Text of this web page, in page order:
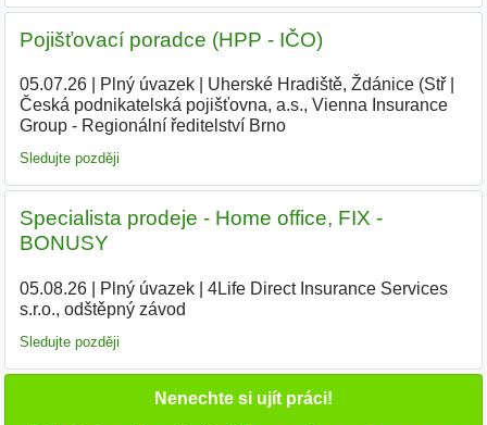
Pojišťovací poradce (HPP - IČO)
05.07.26| Plný úvazek| Uherské Hradiště, Ždánice (Stř|
Česká podnikatelská pojišťovna, a.s., Vienna Insurance
Group - Regionální ředitelství Brno|
Sledujte později
Specialista prodeje - Home office, FIX -
BONUSY
05.08.26| Plný úvazek|
4Life Direct Insurance Services
s.r.o., odštěpný závod
Sledujte později
Nenechte si ujít práci!